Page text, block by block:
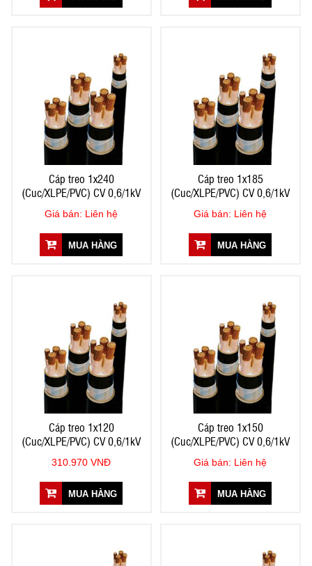
Cáp treo 1x240
(Cuc/XLPE/PVC) CV 0,6/1kV
Giá bán: Liên hệ
MUA HÀNG
Cáp treo 1x185
(Cuc/XLPE/PVC) CV 0,6/1kV
Giá bán: Liên hệ
MUA HÀNG
Cáp treo 1x120
(Cuc/XLPE/PVC) CV 0,6/1kV
310.970 VNĐ
MUA HÀNG
Cáp treo 1x150
(Cuc/XLPE/PVC) CV 0,6/1kV
Giá bán: Liên hệ
MUA HÀNG